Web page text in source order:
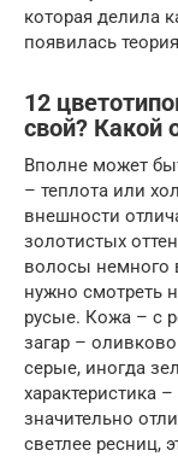
которая делила
появилась
12
свой? Какой
Вполне может
– теплота или
внешности
золотистых
волосы немного
нужно смотреть
русые. Кожа – с
загар –
серые, иногда
характеристика
значительно
светлее ресниц,